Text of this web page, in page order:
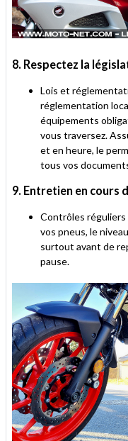
8. Respectez la
Lois et
réglementation
équipements
vous traversez.
et en heure, le
tous vos
9. Entretien en cours
Contrôles réguliers
vos pneus, le
surtout avant de
pause.